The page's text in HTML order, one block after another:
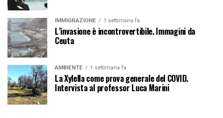
IMMIGRAZIONE 1 settimana fa
L’invasione è incontrovertibile. Immagini da
Ceuta
AMBIENTE 1 settimana fa
La Xylella come prova generale del COVID.
Intervista al professor Luca Marini